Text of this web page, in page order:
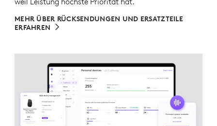
MEHR ÜBER RÜCKSENDUNGEN UND ERSATZTEILE
ERFAHREN